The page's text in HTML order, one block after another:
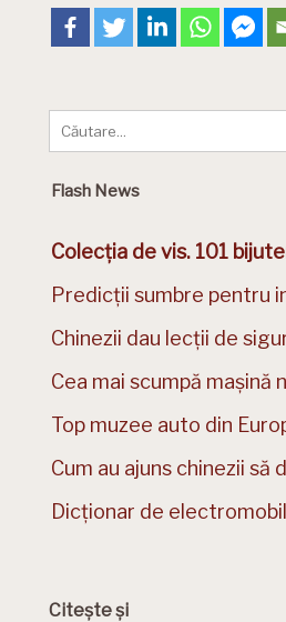
Flash News
Colecția de vis. 101
Predicții sumbre pentru
Chinezii dau lecții de
Cea mai scumpă mașină
Top muzee auto din
Cum au ajuns chinezii să
Dicționar de
Citește și